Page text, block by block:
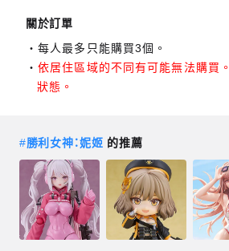
關於訂單
每人最多只能購買3個。
依居住區域的不同有可能無法購買
狀態。
#勝利女神：妮姬 的推薦